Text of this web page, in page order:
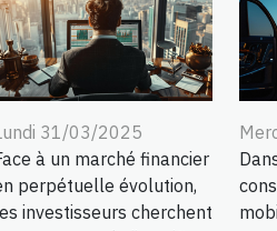
31/03/2025
à un marché financier
perpétuelle évolution,
investisseurs cherchent